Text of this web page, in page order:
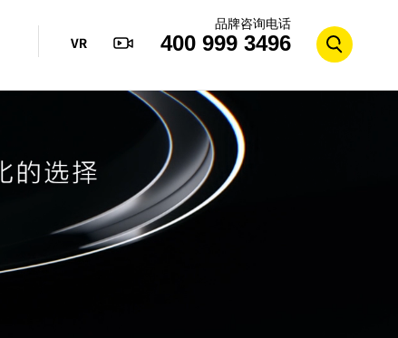
品牌咨询电话
400 999 3496